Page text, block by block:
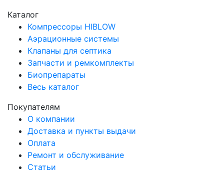
Каталог
Компрессоры HIBLOW
Аэрационные системы
Клапаны для септика
Запчасти и ремкомплекты
Биопрепараты
Весь каталог
Покупателям
О компании
Доставка и пункты выдачи
Оплата
Ремонт и обслуживание
Статьи